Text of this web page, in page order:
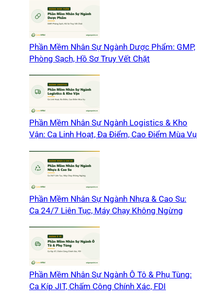
Phần Mềm Nhân Sự Ngành Dược Phẩm: GMP,
Phòng Sạch, Hồ Sơ Truy Vết Chặt
Phần Mềm Nhân Sự Ngành Logistics & Kho
Vận: Ca Linh Hoạt, Đa Điểm, Cao Điểm Mùa Vụ
Phần Mềm Nhân Sự Ngành Nhựa & Cao Su:
Ca 24/7 Liên Tục, Máy Chạy Không Ngừng
Phần Mềm Nhân Sự Ngành Ô Tô & Phụ Tùng:
Ca Kíp JIT, Chấm Công Chính Xác, FDI